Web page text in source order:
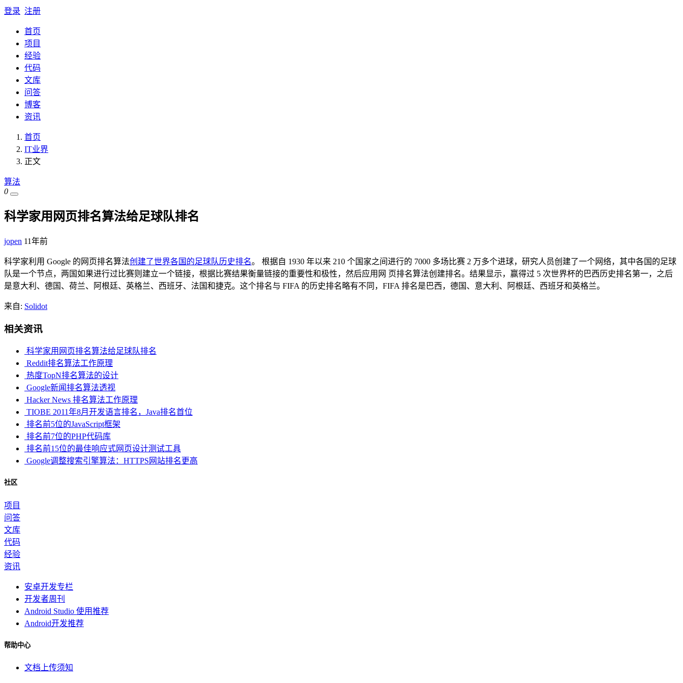
登录 注册
首页
项目
经验
代码
文库
问答
博客
资讯
首页
IT业界
正文
算法
0
科学家用网页排名算法给足球队排名
jopen 11年前
科学家利用 Google 的网页排名算法创建了世界各国的足球队历史排名。 根据自 1930 年以来 210 个国家之间进行的 7000 多场比赛 2 万多个进球，研究人员创建了一个网络，其中各国的足球
队是一个节点，两国如果进行过比赛则建立一个链接，根据比赛结果衡量链接的重要性和极性，然后应用网 页排名算法创建排名。结果显示，赢得过 5 次世界杯的巴西历史排名第一，之后
是意大利、德国、荷兰、阿根廷、英格兰、西班牙、法国和捷克。这个排名与 FIFA 的历史排名略有不同，FIFA 排名是巴西，德国、意大利、阿根廷、西班牙和英格兰。
来自: Solidot
相关资讯
科学家用网页排名算法给足球队排名
Reddit排名算法工作原理
热度TopN排名算法的设计
Google新闻排名算法透视
Hacker News 排名算法工作原理
TIOBE 2011年8月开发语言排名，Java排名首位
排名前5位的JavaScript框架
排名前7位的PHP代码库
排名前15位的最佳响应式网页设计测试工具
Google调整搜索引擎算法：HTTPS网站排名更高
社区
项目
问答
文库
代码
经验
资讯
安卓开发专栏
开发者周刊
Android Studio 使用推荐
Android开发推荐
帮助中心
文档上传须知